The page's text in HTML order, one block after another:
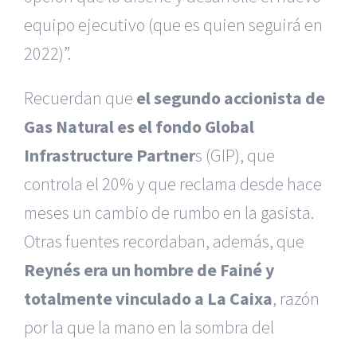
equipo ejecutivo (que es quien seguirá en
2022)”.
Recuerdan que el segundo accionista de
Gas Natural es el fondo Global
Infrastructure Partners (GIP), que
controla el 20% y que reclama desde hace
meses un cambio de rumbo en la gasista.
Otras fuentes recordaban, además, que
Reynés era un hombre de Fainé y
totalmente vinculado a La Caixa, razón
por la que la mano en la sombra del